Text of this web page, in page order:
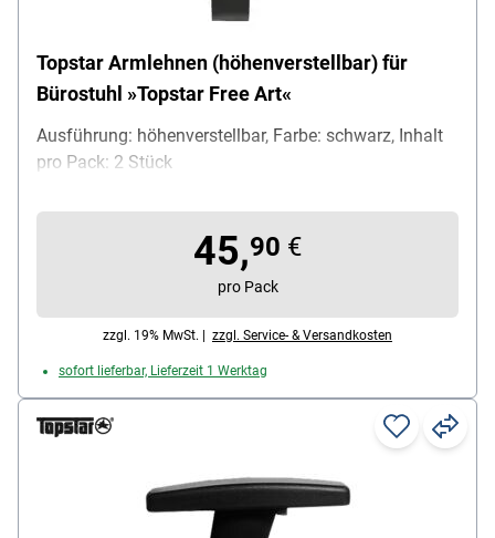
Topstar Armlehnen (höhenverstellbar) für
Bürostuhl »Topstar Free Art«
Ausführung: höhenverstellbar, Farbe: schwarz, Inhalt
pro Pack: 2 Stück
45,90 €
pro Pack
zzgl. 19% MwSt. | zzgl. Service- & Versandkosten
sofort lieferbar, Lieferzeit 1 Werktag